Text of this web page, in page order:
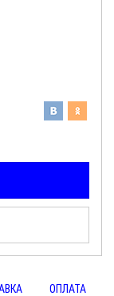
ОПЛАТА